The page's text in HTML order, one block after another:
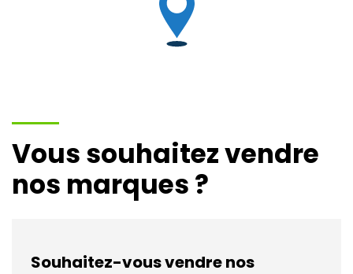
Vous souhaitez vendre
nos marques ?
Souhaitez-vous vendre nos